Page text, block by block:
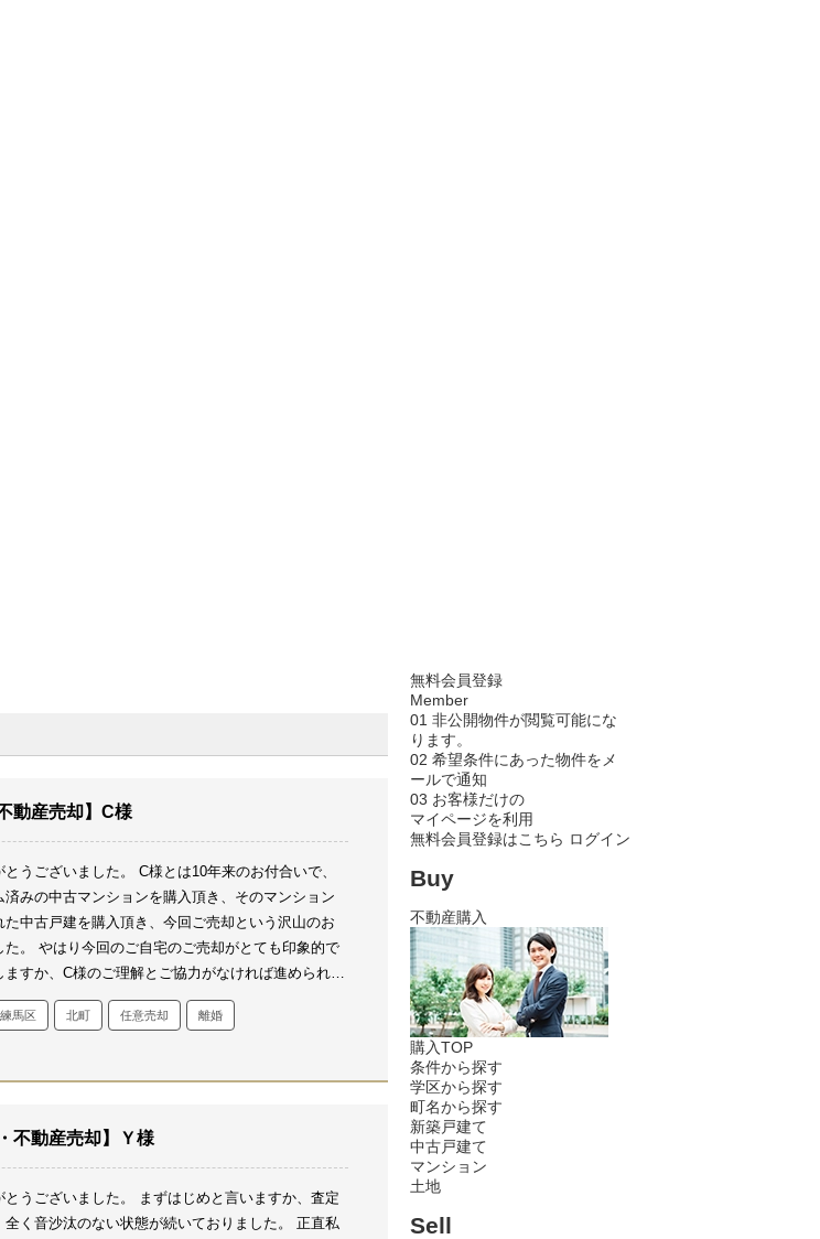
動産売却】C様
うございました。 C様とは10年来のお付合いで、
みの中古マンションを購入頂き、そのマンション
中古戸建を購入頂き、今回ご売却という沢山のお
。 やはり今回のご自宅のご売却がとても印象的で
ますか、C様のご理解とご協力がなければ進められな
上不動産の仕事に従事しておりますが、はじめての
のお取引で、私はスキルアップしたと思います。
重なる時は重なるものですね。
ます。まずは新生活を落ち着いて過ごせる事を切に
はいつでもお店にお寄りください。体調等崩されま
い。この度は誠にありがとうございました。
練馬区 北町 任意売却 離婚
不動産売却】Ｙ様
うございました。
まずはじめと言いますか、査定
く音沙汰のない状態が続いておりました。 正直私
無料会員登録
Member
01 非公開物件が閲覧可能にな
ります。
02 希望条件にあった物件をメ
ールで通知
03 お客様だけの
マイページを利用
無料会員登録はこちら ログイン
Buy
不動産購入
購入TOP
条件から探す
学区から探す
町名から探す
新築戸建て
中古戸建て
マンション
土地
Sell